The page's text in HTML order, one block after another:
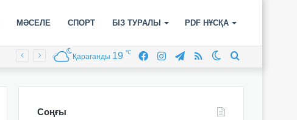
МӘСЕЛЕ СПОРТ БІЗ ТУРАЛЫ PDF НҰСҚА
Switch
RSS
Telegram
Instagram
Facebook
Қарағанды 19 ℃
Соңғы